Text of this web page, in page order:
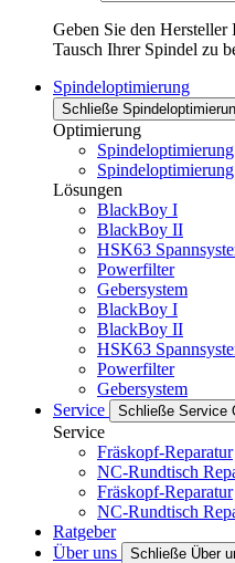
Geben Sie den
Tausch Ihrer Spindel zu
Spindeloptimierung
Schließe
Optimierung
Spindeloptimierung
Spindeloptimierung
Lösungen
BlackBoy I
BlackBoy II
HSK63
Powerfilter
Gebersystem
BlackBoy I
BlackBoy II
HSK63
Powerfilter
Gebersystem
Service
Schließe Service
Service
Fräskopf-Reparatur
NC-Rundtisch
Fräskopf-Reparatur
NC-Rundtisch
Ratgeber
Über uns
Schließe Über